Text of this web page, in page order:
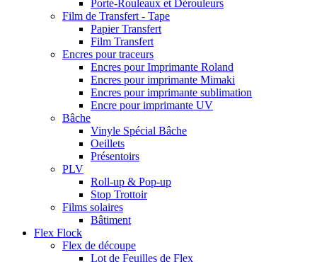
Porte-Rouleaux et Dérouleurs
Film de Transfert - Tape
Papier Transfert
Film Transfert
Encres pour traceurs
Encres pour Imprimante Roland
Encres pour imprimante Mimaki
Encres pour imprimante sublimation
Encre pour imprimante UV
Bâche
Vinyle Spécial Bâche
Oeillets
Présentoirs
PLV
Roll-up & Pop-up
Stop Trottoir
Films solaires
Bâtiment
Flex Flock
Flex de découpe
Lot de Feuilles de Flex